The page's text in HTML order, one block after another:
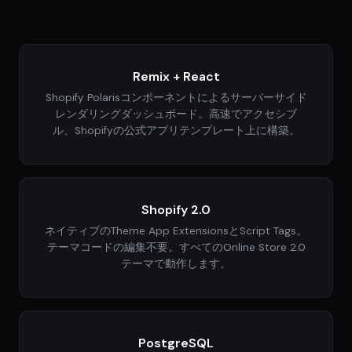
Remix + React
Shopify Polarisコンポーネントによるサーバーサイド
レンダリングダッシュボード。高速でアクセシブ
ル、Shopifyの公式アプリテンプレート上に構築。
Shopify 2.0
ネイティブのTheme App ExtensionsとScript Tags。
テーマコードの編集不要。すべてのOnline Store 2.0
テーマで動作します。
PostgreSQL